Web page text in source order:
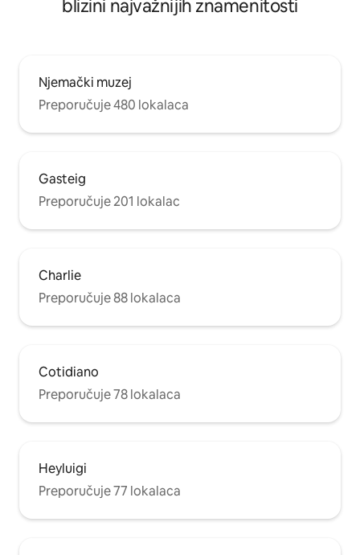
blizini najvažnijih znamenitosti
Njemački muzej
Preporučuje 480 lokalaca
Gasteig
Preporučuje 201 lokalac
Charlie
Preporučuje 88 lokalaca
Cotidiano
Preporučuje 78 lokalaca
Heyluigi
Preporučuje 77 lokalaca